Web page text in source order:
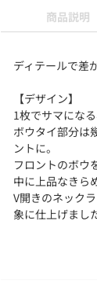
商品説明
ディテールで差
【デザイン】
1枚でサマにな
ボウタイ部分は
ントに。
フロントのボウ
中に上品なきら
V開きのネック
象に仕上げまし